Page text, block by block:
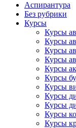
Аспирантура
Без рубрики
Курсы
Курсы
Курсы
Курсы
Курсы
Курсы
Курсы
Курсы
Курсы
Курсы
Курсы
Курсы